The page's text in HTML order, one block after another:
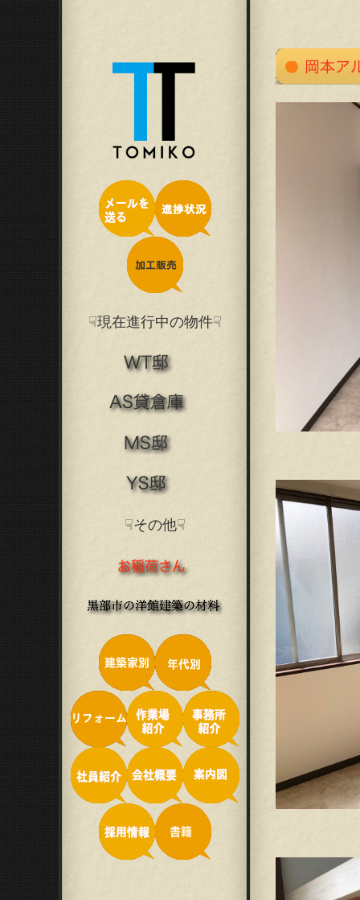
☟現在進行中の物件☟
☟その他☟